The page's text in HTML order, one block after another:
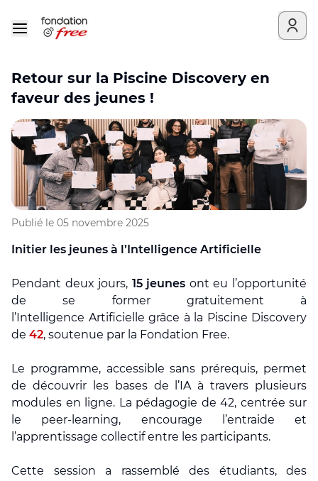
Retour sur la Piscine Discovery en
faveur des jeunes !
Publié le 05 novembre 2025
Initier les jeunes à l’Intelligence Artificielle
Pendant deux jours, 15 jeunes ont eu l’opportunité
de se formergratuitement à
l’Intelligence Artificielle grâce à la Piscine Discovery
de 42, soutenue par la Fondation Free.
Le programme, accessible sans prérequis, permet
de découvrir les bases de l’IA à travers plusieurs
modules en ligne. La pédagogie de 42, centrée sur
le peer-learning, encourage l’entraide et
l’apprentissage collectifentre les participants.
Cette session a rassemblé des étudiants, des